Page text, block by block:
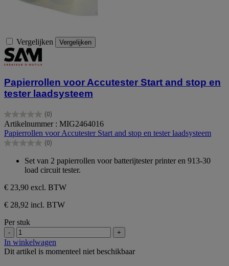
Vergelijken Vergelijken
Papierrollen voor Accutester Start and stop en
tester laadsysteem
(0)
0.0
van
de
5
Artikelnummer : MIG2464016
Papierrollen voor Accutester Start and stop en tester laadsysteem
(0)
0.0
sterren.
Set van 2 papierrollen voor batterijtester printer en 913-30
load circuit tester.
€ 23,90 excl. BTW
€ 28,92 incl. BTW
Per stuk
- +
In winkelwagen
Dit artikel is momenteel niet beschikbaar